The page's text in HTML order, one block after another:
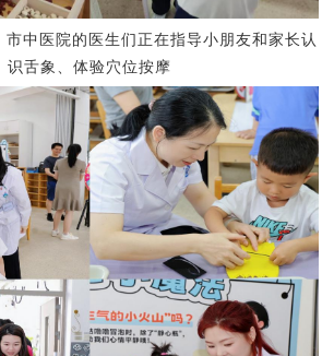
市中医院的医生们正在指导小朋友和家长认
识舌象、体验穴位按摩